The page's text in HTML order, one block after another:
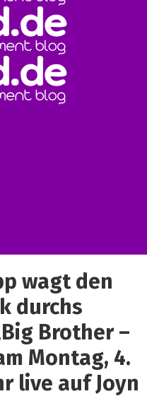
wagt den
durchs
Brother –
Montag, 4.
live auf Joyn